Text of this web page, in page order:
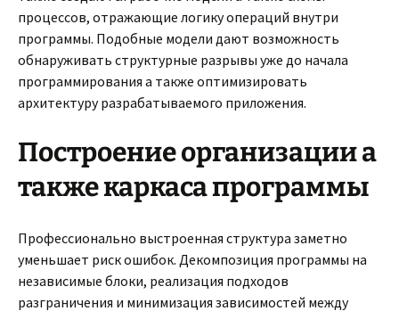
процессов, отражающие логику операций внутри
программы. Подобные модели дают возможность
обнаруживать структурные разрывы уже до начала
программирования а также оптимизировать
архитектуру разрабатываемого приложения.
Построение организации а
также каркаса программы
Профессионально выстроенная структура заметно
уменьшает риск ошибок. Декомпозиция программы на
независимые блоки, реализация подходов
разграничения и минимизация зависимостей между